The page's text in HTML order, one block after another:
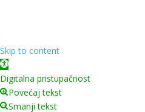
Skip to content
Open toolbar
Digitalna pristupačnost
Povećaj tekst
Smanji tekst